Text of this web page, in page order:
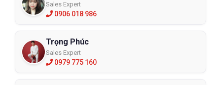
Sales Expert
0906 018 986
Trọng Phúc
Sales Expert
0979 775 160